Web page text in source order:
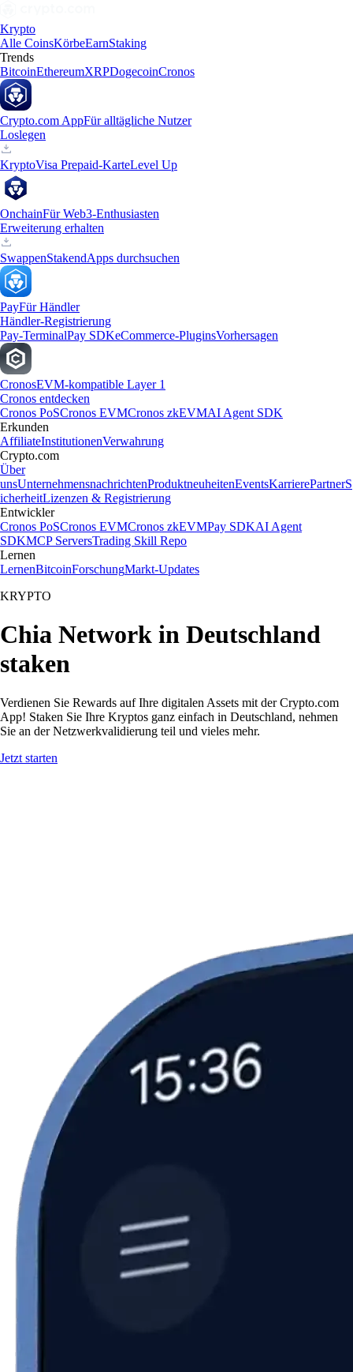
Krypto
Alle CoinsKörbeEarnStaking
Trends
BitcoinEthereumXRPDogecoinCronos
Crypto.com AppFür alltägliche Nutzer
Loslegen
KryptoVisa Prepaid-KarteLevel Up
OnchainFür Web3-Enthusiasten
Erweiterung erhalten
SwappenStakendApps durchsuchen
PayFür Händler
Händler-Registrierung
Pay-TerminalPay SDKeCommerce-PluginsVorhersagen
CronosEVM-kompatible Layer 1
Cronos entdecken
Cronos PoSCronos EVMCronos zkEVMAI Agent SDK
Erkunden
AffiliateInstitutionenVerwahrung
Crypto.com
Über
unsUnternehmensnachrichtenProduktneuheitenEventsKarrierePartnerS
icherheitLizenzen & Registrierung
Entwickler
Cronos PoSCronos EVMCronos zkEVMPay SDKAI Agent
SDKMCP ServersTrading Skill Repo
Lernen
LernenBitcoinForschungMarkt-Updates
KRYPTO
Chia Network in Deutschland
staken
Verdienen Sie Rewards auf Ihre digitalen Assets mit der Crypto.com
App! Staken Sie Ihre Kryptos ganz einfach in Deutschland, nehmen
Sie an der Netzwerkvalidierung teil und vieles mehr.
Jetzt starten